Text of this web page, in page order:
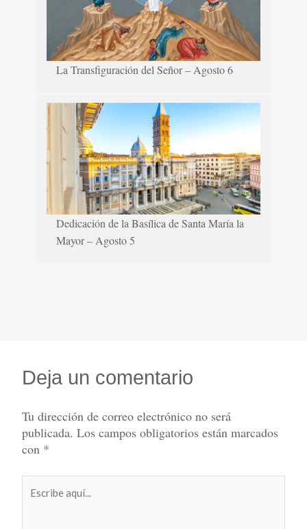
La Transfiguración del Señor – Agosto 6
Dedicación de la Basílica de Santa María la
Mayor – Agosto 5
Deja un comentario
Tu dirección de correo electrónico no será
publicada. Los campos obligatorios están marcados
con *
aquí...